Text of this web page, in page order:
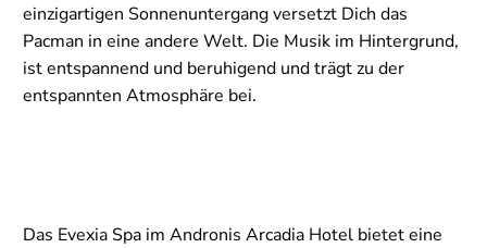
einzigartigen Sonnenuntergang versetzt Dich das
Pacman in eine andere Welt. Die Musik im Hintergrund,
ist entspannend und beruhigend und trägt zu der
entspannten Atmosphäre bei.
Das Evexia Spa im Andronis Arcadia Hotel bietet eine